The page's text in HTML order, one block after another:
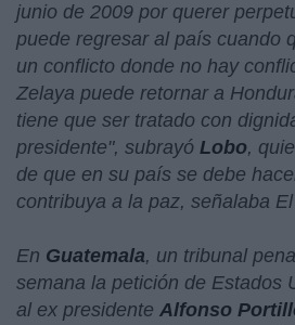
junio de 2009 por querer
puede regresar al país cuando
un conflicto donde no hay
Zelaya puede retornar a
tiene que ser tratado con
presidente", subrayó Lobo,
de que en su país se debe
contribuya a la paz, señalaba
En Guatemala, un tribunal
semana la petición de Estados
al ex presidente Alfonso